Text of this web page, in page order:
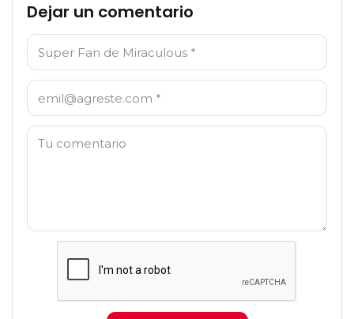
Dejar un comentario
Nombre: *
Correo electrónico: *
Comentario: *